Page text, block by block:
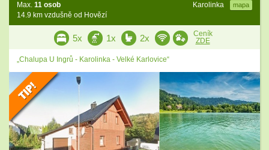
Karolinka mapa
Max. 11 osob
14.9 km vzdušně od Hovězí
5x 1x 2x
Ceník
ZDE
„Chalupa U Ingrů - Karolinka - Velké Karlovice“